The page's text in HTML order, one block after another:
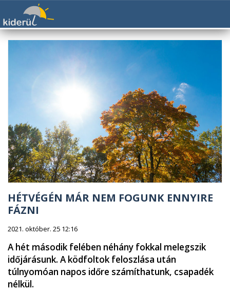
HÉTVÉGÉN MÁR NEM FOGUNK ENNYIRE
FÁZNI
2021. október. 25 12:16
A hét második felében néhány fokkal melegszik
időjárásunk. A ködfoltok feloszlása után
túlnyomóan napos időre számíthatunk, csapadék
nélkül.